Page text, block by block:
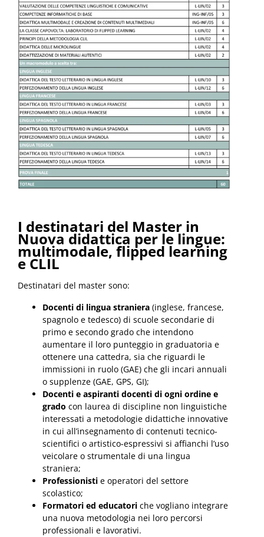
I destinatari del Master in
Nuova didattica per le lingue:
multimodale, flipped learning
e CLIL
Destinatari del master sono:
Docenti di lingua straniera (inglese, francese,
spagnolo e tedesco) di scuole secondarie di
primo e secondo grado che intendono
aumentare il loro punteggio in graduatoria e
ottenere una cattedra, sia che riguardi le
immissioni in ruolo (GAE) che gli incari annuali
o supplenze (GAE, GPS, GI);
Docenti e aspiranti docenti di ogni ordine e
grado con laurea di discipline non linguistiche
interessati a metodologie didattiche innovative
in cui all’insegnamento di contenuti tecnico-
scientifici o artistico-espressivi si affianchi l’uso
veicolare o strumentale di una lingua
straniera;
Professionisti e operatori del settore
scolastico;
Formatori ed educatori che vogliano integrare
una nuova metodologia nei loro percorsi
professionali e lavorativi.